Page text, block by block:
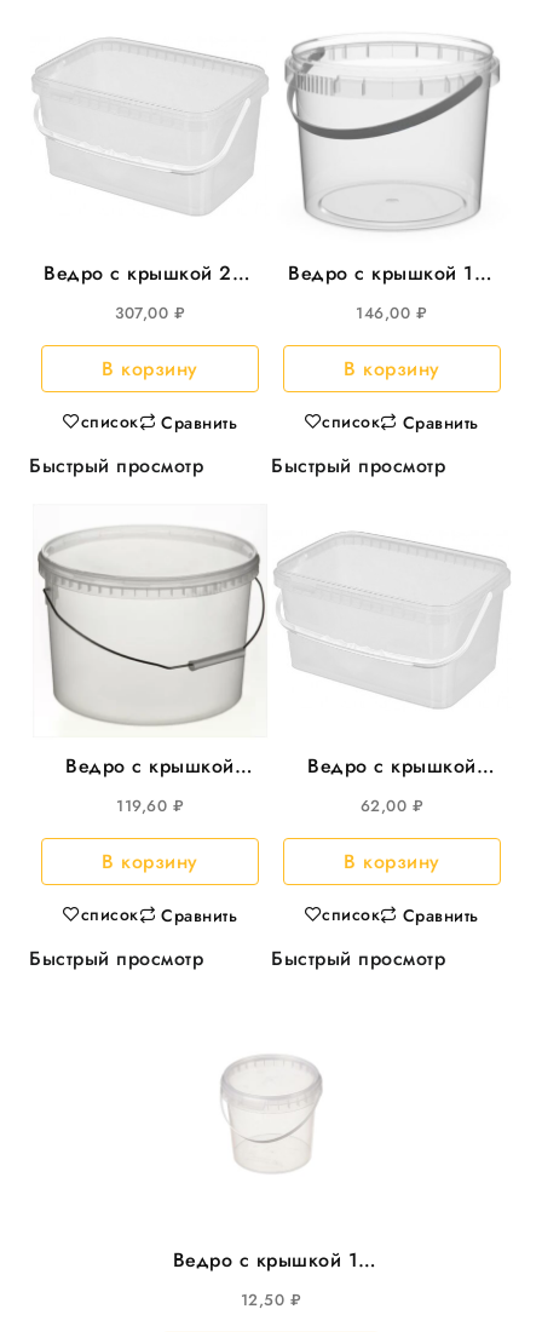
Ведро с крышкой 20л
прямоугольное
прозрачное 15шт/уп
307,00 ₽
В корзину
список Сравнить
Быстрый просмотр
Ведро с крышкой 11л
круглое прозрачное,
d=300, 20шт/уп
146,00 ₽
В корзину
список Сравнить
Быстрый просмотр
Ведро с крышкой
11,3л круглое
прозрачное, d=290,
25шт/уп
119,60 ₽
В корзину
список Сравнить
Быстрый просмотр
Ведро с крышкой
3,3л прямоуг
250*158мм, 35шт/уп
62,00 ₽
В корзину
список Сравнить
Быстрый просмотр
Ведро с крышкой 1л
круглое , d=131мм
200шт/уп
12,50 ₽